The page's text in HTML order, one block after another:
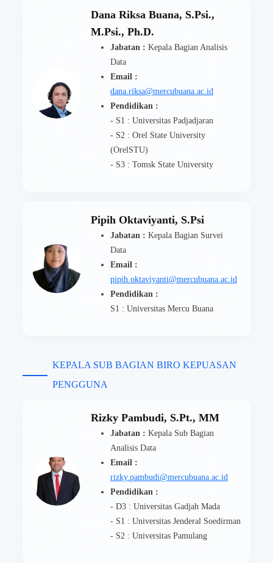
Dana Riksa Buana, S.Psi.,
M.Psi., Ph.D.
Jabatan : Kepala Bagian Analisis
Data
Email :
dana.riksa@mercubuana.ac.id
Pendidikan :
- S1 : Universitas Padjadjaran
- S2 : Orel State University
(OrelSTU)
- S3 : Tomsk State University
Pipih Oktaviyanti, S.Psi
Jabatan : Kepala Bagian Survei
Data
Email :
pipih.oktaviyanti@mercubuana.ac.id
Pendidikan :
S1 : Universitas Mercu Buana
KEPALA SUB BAGIAN BIRO KEPUASAN
PENGGUNA
Rizky Pambudi, S.Pt., MM
Jabatan : Kepala Sub Bagian
Analisis Data
Email :
rizky.pambudi@mercubuana.ac.id
Pendidikan :
- D3 : Universitas Gadjah Mada
- S1 : Universitas Jenderal Soedirman
- S2 : Universitas Pamulang